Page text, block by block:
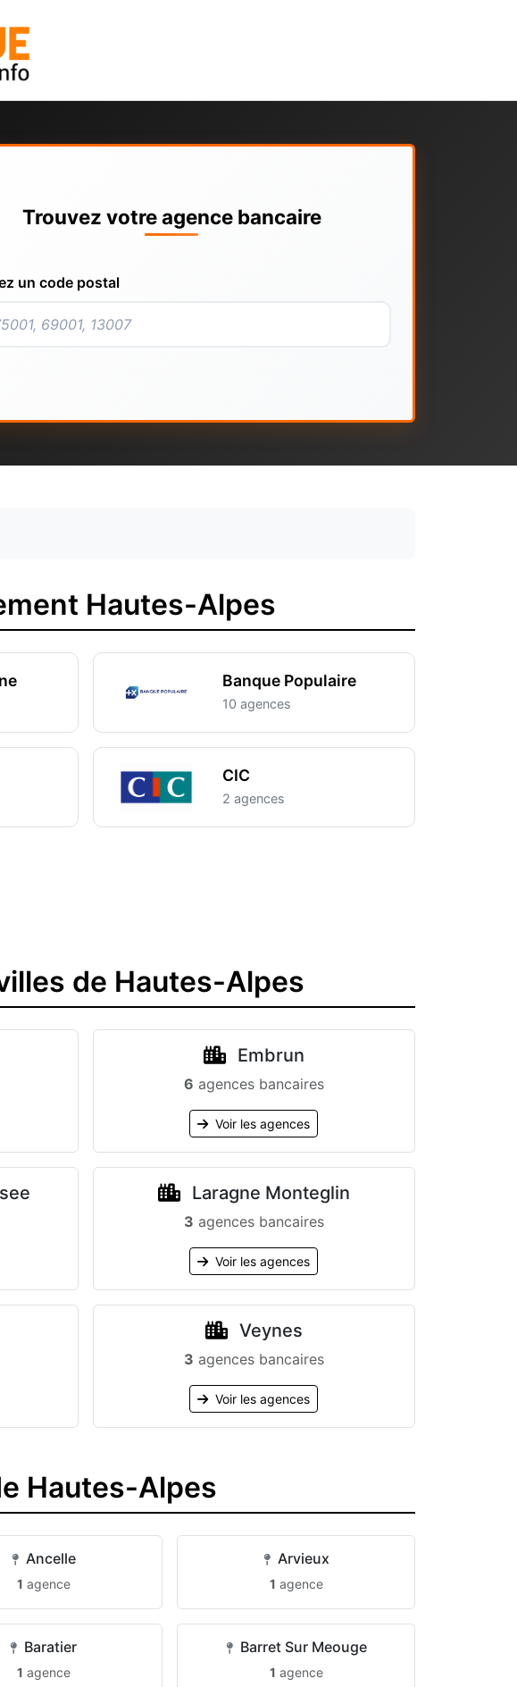
Trouvez votre agence bancaire
un code postal
Hautes-Alpes
Banque Populaire
10 agences
CIC
2 agences
de Hautes-Alpes
Embrun
6 agences bancaires
Voir les agences
Laragne Monteglin
3 agences bancaires
Voir les agences
Veynes
3 agences bancaires
Voir les agences
Hautes-Alpes
Ancelle
1 agence
Arvieux
1 agence
Baratier
1 agence
Barret Sur Meouge
1 agence